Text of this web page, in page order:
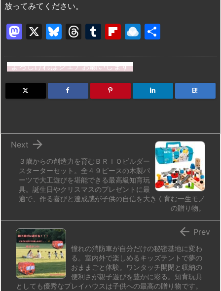
放ってみてください。
M
st
o
d
X
Bl
e
s
k
T
e
a
d
T
m
bl
r
Fl
b
o
ar
R
n
dr
o
よろしければシェアお願いします
B!
３歳からの創造力を育むＢＲＩＯビルダー
スターターセット。全４９ピースの木製パ
ーツで大工遊びを堪能できる最高級知育玩
具。誕生日やクリスマスのプレゼントに最
適で、作る喜びと達成感が子供の自信を大きく育む一生モノ
の贈り物。

Next
憧れの消防車が自分だけの秘密基地に変わ
る。室内外で楽しめるキッズテントで夢の
おままごと体験。ワンタッチ開閉と収納の
便利さが親子遊びを豊かに彩る。知育玩具
としても優秀なプレイハウスは子供への最高の贈り物です。
 Prev